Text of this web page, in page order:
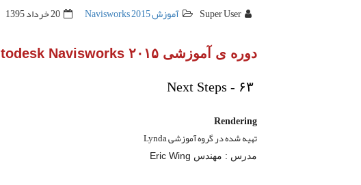
Super User آموزش Navisworks 2015 20 خرداد 1395
دوره ی آموزشی Autodesk Navisworks ۲۰۱۵
Next Steps - ۶۳
Rendering
تهیه شده در گروه آموزشی Lynda
مدرس : مهندس Eric Wing